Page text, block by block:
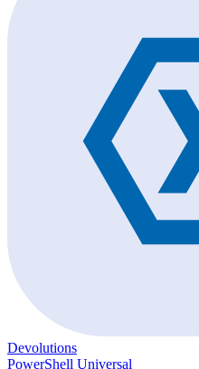
Devolutions
PowerShell Universal